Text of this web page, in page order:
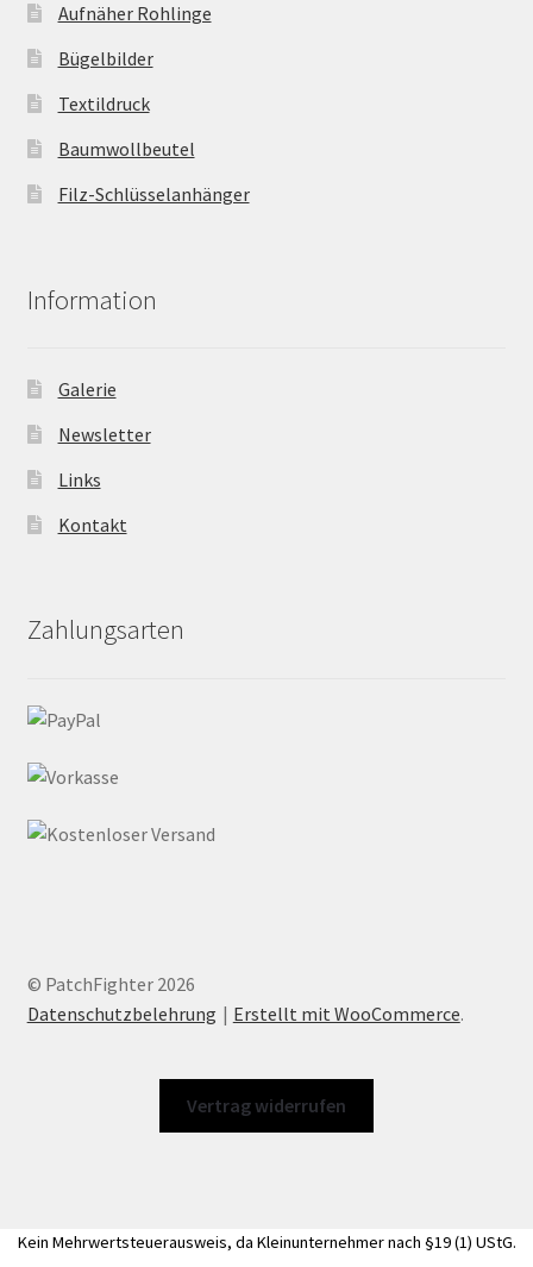
Aufnäher Rohlinge
Bügelbilder
Textildruck
Baumwollbeutel
Filz-Schlüsselanhänger
Information
Galerie
Newsletter
Links
Kontakt
Zahlungsarten
© PatchFighter 2026
Datenschutzbelehrung
Erstellt mit WooCommerce.
Vertrag widerrufen
Kein Mehrwertsteuerausweis, da Kleinunternehmer nach §19 (1) UStG.